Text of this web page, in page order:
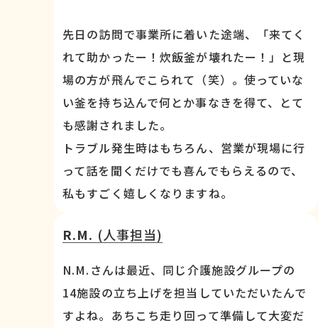
先日の訪問で事業所に着いた途端、「来てく
れて助かったー！炊飯釜が壊れたー！」と現
場の方が飛んでこられて（笑）。使っていな
い釜を持ち込んで何とか事なきを得て、とて
も感謝されました。
トラブル発生時はもちろん、営業が現場に行
って話を聞くだけでも喜んでもらえるので、
私もすごく嬉しくなりますね。
R.M. (人事担当)
N.M.さんは最近、同じ介護施設グループの
14施設の立ち上げを担当していただいたんで
すよね。あちこち走り回って準備して大変だ